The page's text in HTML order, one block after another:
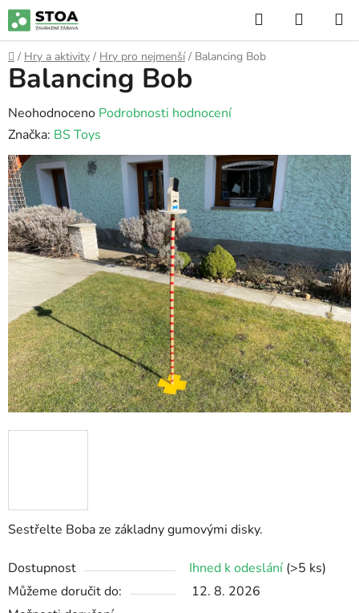
Přejít
na
obsah
Hledat
KOŠÍK
Domů
/ Hry a aktivity / Hry pro nejmenší / Balancing Bob
P
o
s
t
r
a
n
n
í
p
n
e
l
Sestřelte Boba ze základny gumovými disky.
Dostupnost Ihned k odeslání (>5 ks)
Můžeme doručit do:
12. 8. 2026
Balancing Bob
Průměrné
hodnocení
produktu
je
0,0
z
5
hvězdiček.
Neohodnoceno Podrobnosti hodnocení
Značka: BS Toys